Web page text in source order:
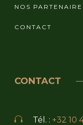
NOS
CONTACT
CONTACT
Tél. : +32 10